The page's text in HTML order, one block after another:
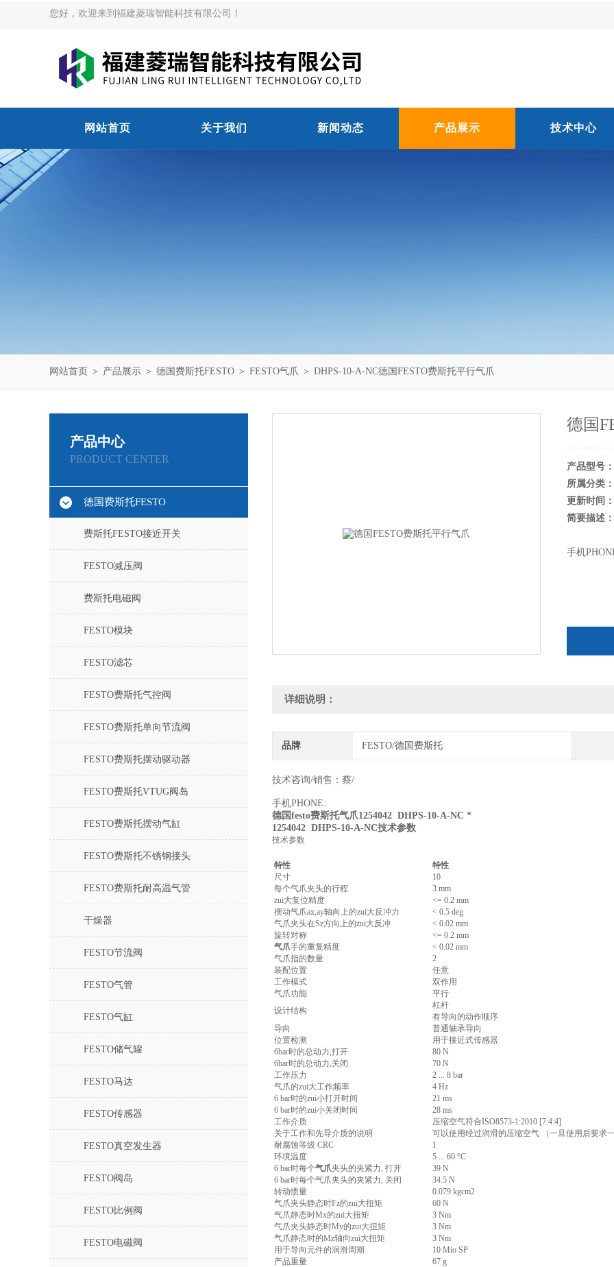
您好，欢迎来到福建菱瑞智能科技有限公司！
网站首页 关于我们 新闻动态 产品展示 技术中心
网站首页 ＞ 产品展示 ＞ 德国费斯托FESTO ＞ FESTO气爪 ＞ DHPS-10-A-NC德国FESTO费斯托平行气爪
产品中心
PRODUCT CENTER
德国费斯托FESTO
费斯托FESTO接近开关
FESTO减压阀
费斯托电磁阀
FESTO模块
FESTO滤芯
FESTO费斯托气控阀
FESTO费斯托单向节流阀
FESTO费斯托摆动驱动器
FESTO费斯托VTUG阀岛
FESTO费斯托摆动气缸
FESTO费斯托不锈钢接头
FESTO费斯托耐高温气管
干燥器
FESTO节流阀
FESTO气管
FESTO气缸
FESTO储气罐
FESTO马达
FESTO传感器
FESTO真空发生器
FESTO阀岛
FESTO比例阀
FESTO电磁阀
德国
产品型号：
所属分类：
更新时间：
简要描述：
手机
详细说明：
品牌 FESTO/德国费斯托
技术咨询/销售：蔡/
手机PHONE:
德国festo费斯托气爪1254042 DHPS-10-A-NC *
1254042 DHPS-10-A-NC技术参数
技术参数
特性
特性
尺寸
10
每个气爪夹头的行程
3 mm
zui大复位精度
<= 0.2 mm
摆动气爪ax,ay轴向上的zui大反冲力
< 0.5 deg
气爪夹头在Sz方向上的zui大反冲
< 0.02 mm
旋转对称
<= 0.2 mm
气爪手的重复精度
< 0.02 mm
气爪指的数量
2
装配位置
任意
工作模式
双作用
气爪功能
平行
设计结构
杠杆
有导向的动作顺序
导向
普通轴承导向
位置检测
用于接近式传感器
6bar时的总动力,打开
80 N
6bar时的总动力,关闭
70 N
工作压力
2 ... 8 bar
气爪的zui大工作频率
4 Hz
6 bar时的zui小打开时间
21 ms
6 bar时的zui小关闭时间
28 ms
工作介质
压缩空气符合ISO8573-1:2010 [7:4:4]
关于工作和先导介质的说明
可以使用经过润滑的压缩空气 （一旦使用后要求
耐腐蚀等级 CRC
1
环境温度
5 ... 60 °C
6 bar时每个气爪夹头的夹紧力, 打开
39 N
6 bar时每个气爪夹头的夹紧力, 关闭
34.5 N
转动惯量
0.079 kgcm2
气爪夹头静态时Fz的zui大扭矩
60 N
气爪静态时Mx的zui大扭矩
3 Nm
气爪夹头静态时My的zui大扭矩
3 Nm
气爪静态时的Mz轴向zui大扭矩
3 Nm
用于导向元件的润滑周期
10 Mio SP
产品重量
67 g